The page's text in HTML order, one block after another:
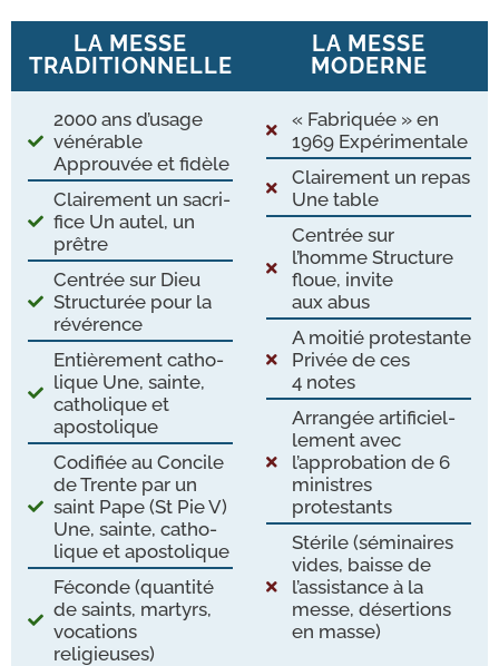
LA MESSE
TRADITIONNELLE
2000 ans d’usage
véné­rable
Approuvée et fidèle
Clairement un sacri­
fice Un autel, un
prêtre
Centrée sur Dieu
Structurée pour la
révérence
Entièrement catho­
lique Une, sainte,
catho­lique et
apostolique
Codifiée au Concile
de Trente par un
saint Pape (St Pie V)
Une, sainte, catho­
lique et apostolique
Féconde (quan­ti­té
de saints, mar­tyrs,
voca­tions
religieuses)
LA MESSE
MODERNE
« Fabriquée » en
1969 Expérimentale
Clairement un repas
Une table
Centrée sur
l’homme Structure
floue, invite
aux abus
A moi­tié pro­tes­tante
Privée de ces
4 notes
Arrangée arti­fi­ciel­
le­ment avec
l’approbation de 6
ministres
protestants
Stérile (sémi­naires
vides, baisse de
l’assistance à la
messe, déser­tions
en masse)